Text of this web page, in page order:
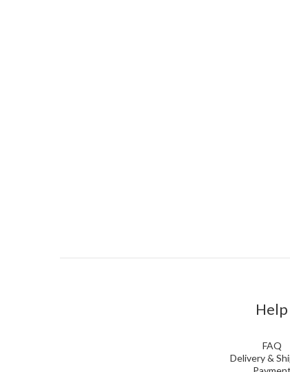
Help
FAQ
Delivery &